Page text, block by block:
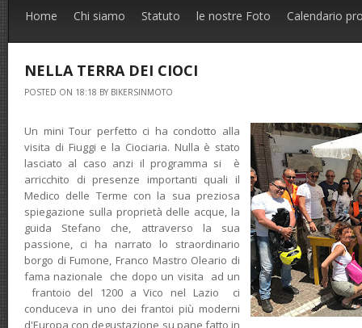
Home Chi siamo Statuto le nostre Foto Calendario
NELLA TERRA DEI CIOCI
POSTED ON 18:18 BY BIKERSINMOTO
Un mini Tour perfetto ci ha condotto alla
visita di Fiuggi e la Ciociaria. Nulla è stato
lasciato al caso anzi il programma si è
arricchito di presenze importanti quali il
Medico delle Terme con la sua preziosa
spiegazione sulla proprietà delle acque, la
guida Stefano che, attraverso la sua
passione, ci ha narrato lo straordinario
borgo di Fumone, Franco Mastro Oleario di
fama nazionale che dopo un visita ad un
frantoio del 1200 a Vico nel Lazio ci
conduceva in uno dei frantoi più moderni
d'Europa con degustazione su pane fatto in